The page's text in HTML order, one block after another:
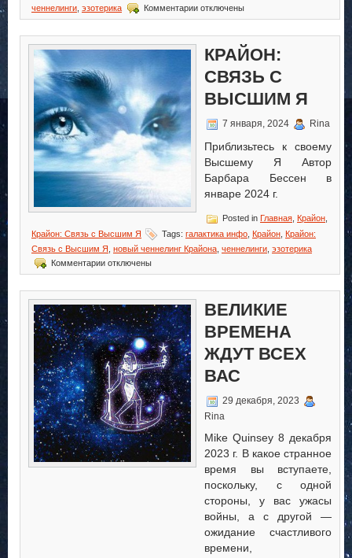
ченнелинги эзотерика Комментариик
записи
Креститель:
Кто
Бог?
отключены
КРАЙОН:
СВЯЗЬ С
ВЫСШИМ Я
7 января, 2024 Rina
Приблизьтесь к своему
Высшему Я Автор
Барбара Бессен в
январе 2024 г.
Posted in Главная Крайон
Крайон: Связь с Высшим Я
Tags: галактика инфо Крайон Крайон:
Связь с Высшим Я новый ченнелинг Крайона ченнелинги эзотерика
Комментариик
записи
Связь
с
Высшим
Я
отключены
ВЕЛИКИЕ
ВРЕМЕНА
ЖДУТ ВСЕХ
ВАС
29 декабря, 2023
Rina
Mike Quinsey 8 декабря
2023 г. В какое странное
время вы вступаете,
поскольку, с одной
стороны, у вас ужасы
войны, а с другой —
ожидание счастливого
времени,